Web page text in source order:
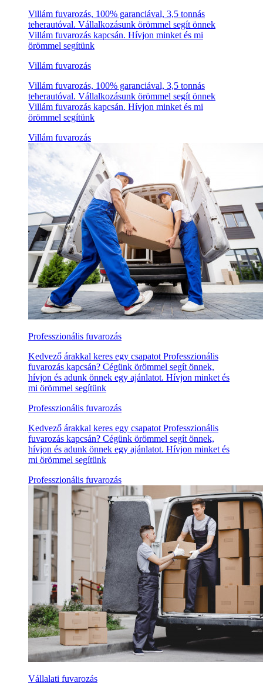
Villám fuvarozás, 100% garanciával, 3,5 tonnás
teherautóval. Vállalkozásunk örömmel segít önnek
Villám fuvarozás kapcsán. Hívjon minket és mi
örömmel segítünk
Villám fuvarozás
Villám fuvarozás, 100% garanciával, 3,5 tonnás
teherautóval. Vállalkozásunk örömmel segít önnek
Villám fuvarozás kapcsán. Hívjon minket és mi
örömmel segítünk
Villám fuvarozás
Professzionális fuvarozás
Kedvező árakkal keres egy csapatot Professzionális
fuvarozás kapcsán? Cégünk örömmel segít önnek,
hívjon és adunk önnek egy ajánlatot. Hívjon minket és
mi örömmel segítünk
Professzionális fuvarozás
Kedvező árakkal keres egy csapatot Professzionális
fuvarozás kapcsán? Cégünk örömmel segít önnek,
hívjon és adunk önnek egy ajánlatot. Hívjon minket és
mi örömmel segítünk
Professzionális fuvarozás
Vállalati fuvarozás